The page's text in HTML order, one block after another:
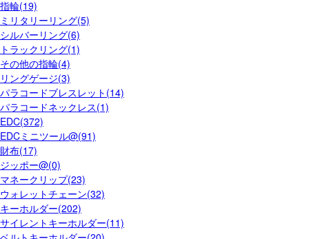
指輪(19)
ミリタリーリング(5)
シルバーリング(6)
トラックリング(1)
その他の指輪(4)
リングゲージ(3)
パラコードブレスレット(14)
パラコードネックレス(1)
EDC(372)
EDCミニツール@(91)
財布(17)
ジッポー@(0)
マネークリップ(23)
ウォレットチェーン(32)
キーホルダー(202)
サイレントキーホルダー(11)